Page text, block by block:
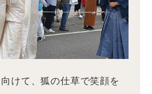
けて、狐の仕草で笑顔を